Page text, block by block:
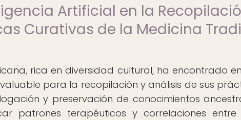
Artificial en la
Curativas de la Medicina
rica en diversidad cultural, ha encontrado
para la recopilación y análisis de sus
y preservación de conocimientos
patrones terapéuticos y correlaciones entre